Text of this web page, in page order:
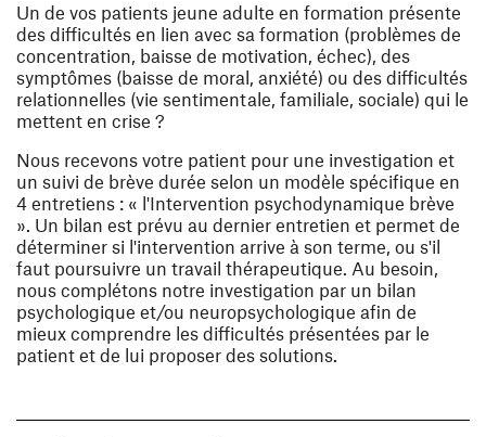
Un de vos patients jeune adulte en formation présente
des difficultés en lien avec sa formation (problèmes de
concentration, baisse de motivation, échec), des
symptômes (baisse de moral, anxiété) ou des difficultés
relationnelles (vie sentimentale, familiale, sociale) qui le
mettent en crise ?
Nous recevons votre patient pour une investigation et
un suivi de brève durée selon un modèle spécifique en
4 entretiens : « l'Intervention psychodynamique brève
». Un bilan est prévu au dernier entretien et permet de
déterminer si l'intervention arrive à son terme, ou s'il
faut poursuivre un travail thérapeutique. Au besoin,
nous complétons notre investigation par un bilan
psychologique et/ou neuropsychologique afin de
mieux comprendre les difficultés présentées par le
patient et de lui proposer des solutions.